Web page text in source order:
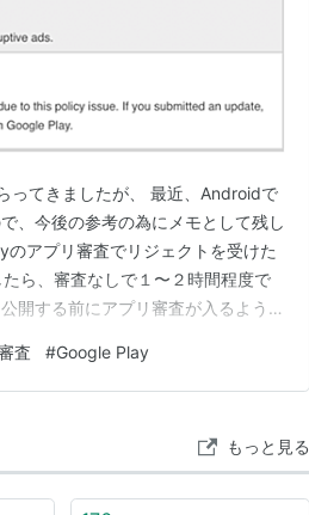
ってきましたが、 最近、Androidで
、今後の参考の為にメモとして残し
アプリ審査でリジェクトを受けた
ら、審査なしで１〜２時間程度で
開する前にアプリ審査が入るように
登録で１〜２日、アップデートで
査 #Google Play
もっと見る